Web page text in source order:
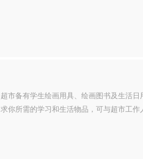
超市备有学生绘画用具、绘画图书及生活
求你所需的学习和生活物品，可与超市工作